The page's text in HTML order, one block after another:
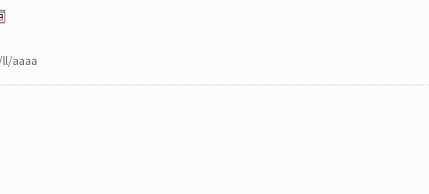
Date
DD
ll/aaaa